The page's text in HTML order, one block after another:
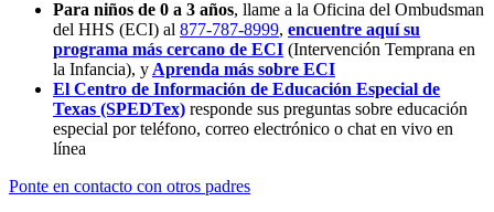
Para niños de 0 a 3 años, llame a la Oficina del Ombudsman
del HHS (ECI) al 877-787-8999, encuentre aquí su
programa más cercano de ECI (Intervención Temprana en
la Infancia), y Aprenda más sobre ECI
El Centro de Información de Educación Especial de
Texas (SPEDTex) responde sus preguntas sobre educación
especial por teléfono, correo electrónico o chat en vivo en
línea
Ponte en contacto con otros padres